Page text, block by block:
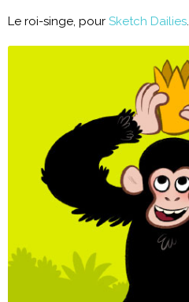
Le roi-singe, pour Sketch Dailies.